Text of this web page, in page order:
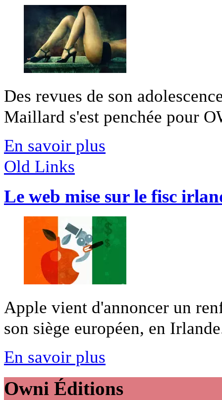
Des revues de son
Maillard s'est penchée pour
En savoir plus
Old Links
Le web mise sur le fisc
Apple vient d'annoncer un
son siège européen, en
En savoir plus
Owni Éditions